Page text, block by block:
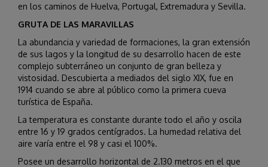
en los caminos de Huelva, Portugal, Extremadura y Sevilla.
GRUTA DE LAS MARAVILLAS
La abundancia y variedad de formaciones, la gran extensión
de sus lagos y la longitud de su desarrollo hacen de este
complejo subterráneo un conjunto de gran belleza y
vistosidad. Descubierta a mediados del siglo XIX, fue en
1914 cuando se abre al público como la primera cueva
turística de España.
La temperatura es constante durante todo el año y oscila
entre 16 y 19 grados centígrados. La humedad relativa del
aire varía entre el 98 y casi el 100%.
Posee un desarrollo horizontal de 2.130 metros en el que